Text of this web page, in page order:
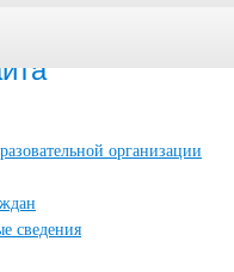
организации
сведения